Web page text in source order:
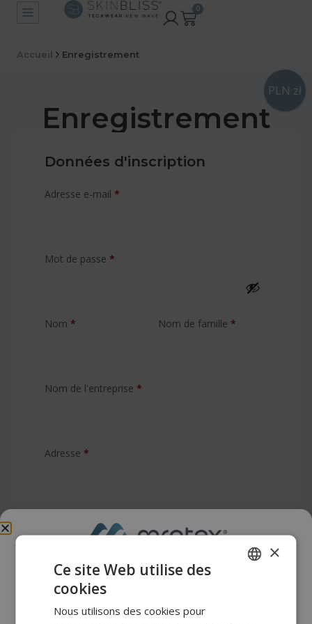
0
Accueil Enregistrement
Enregistrement
Données d'inscription
Adresse e-mail*
Mot de passe*
Nom* Nom de famille*
Nom de l'entreprise*
Adresse*
Fin*
PLN zł
×
Ce site Web utilise des
cookies
Nous utilisons des cookies pour
Nous avons
déménagé sur une
nouvelle plateforme !